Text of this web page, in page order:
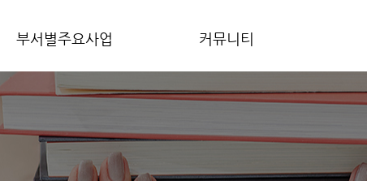
부서별주요사업
성과관리팀
공학교육혁신센터
원격교육지원센터
커뮤니티
공지사항